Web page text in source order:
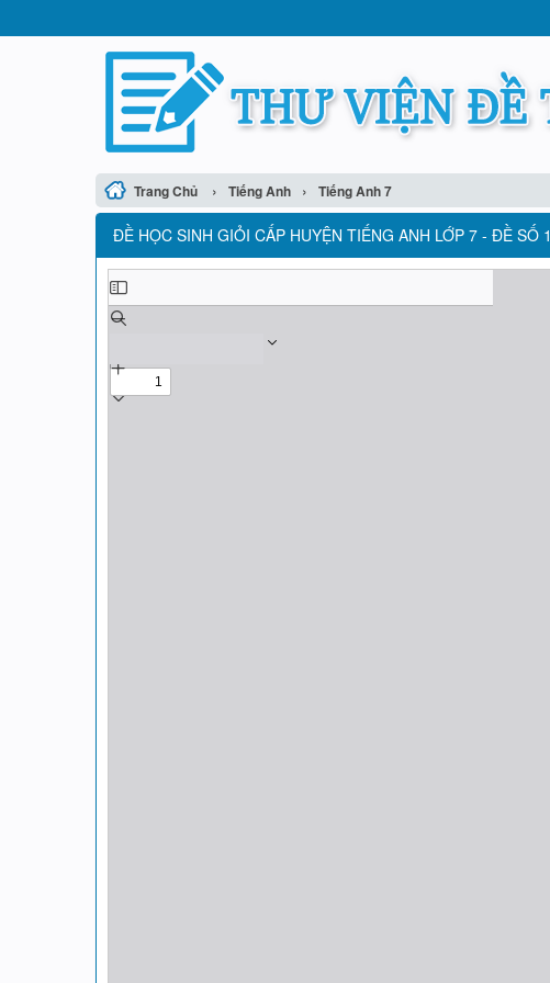
Trang Chủ › Tiếng Anh › Tiếng Anh 7
ĐỀ HỌC SINH GIỎI CẤP HUYỆN TIẾNG ANH LỚP 7 - ĐỀ SỐ 1